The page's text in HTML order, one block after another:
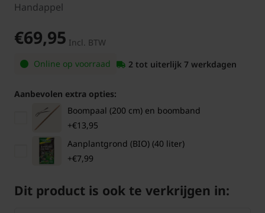
Handappel
€69,95 Incl. BTW
Online op voorraad
2 tot uiterlijk 7 werkdagen
Aanbevolen extra opties:
Boompaal (200 cm) en boomband
+€13,95
Aanplantgrond (BIO) (40 liter)
+€7,99
Dit product is ook te verkrijgen in: